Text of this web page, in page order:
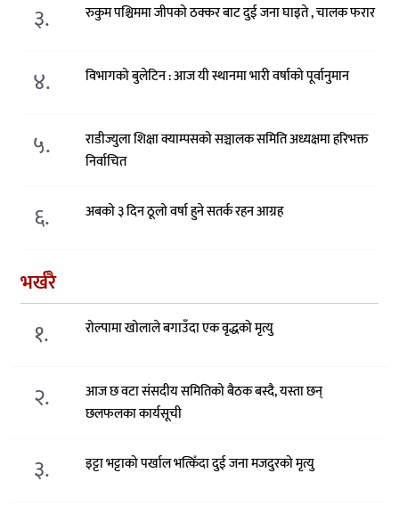
३. रुकुम पश्चिममा जीपको ठक्कर बाट दुई जना घाइते , चालक फरार
४. विभागको बुलेटिन : आज यी स्थानमा भारी वर्षाको पूर्वानुमान
५.
राडीज्युला शिक्षा क्याम्पसको सञ्चालक समिति अध्यक्षमा हरिभक्त
निर्वाचित
६. अबको ३ दिन ठूलो वर्षा हुने सतर्क रहन आग्रह
भर्खरै
१. रोल्पामा खोलाले बगाउँदा एक वृद्धको मृत्यु
२.
आज छ वटा संसदीय समितिको बैठक बस्दै, यस्ता छन्
छलफलका कार्यसूची
३. इट्टा भट्टाको पर्खाल भत्किँदा दुई जना मजदुरको मृत्यु